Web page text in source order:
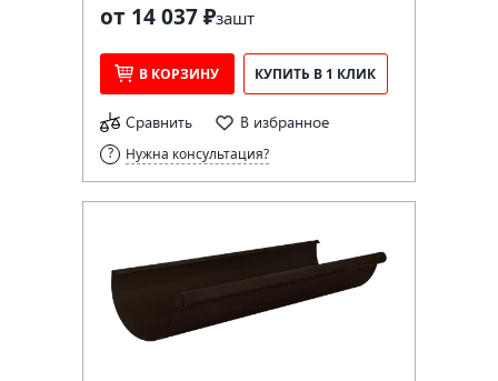
от 14 037 ₽зашт
В КОРЗИНУ КУПИТЬ В 1 КЛИК
Сравнить В избранное
Нужна консультация?